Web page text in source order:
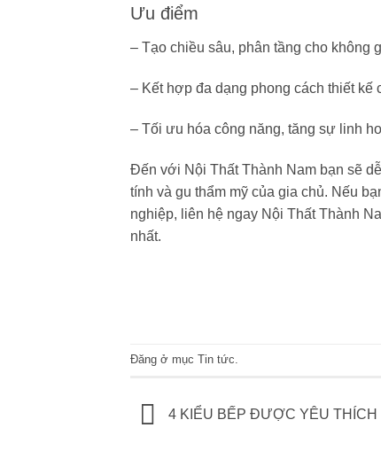
Ưu điểm
– Tạo chiều sâu, phân tầng cho không
– Kết hợp đa dạng phong cách thiết kế
– Tối ưu hóa công năng, tăng sự linh
Đến với Nội Thất Thành Nam bạn sẽ
tính và gu thẩm mỹ của gia chủ. Nếu
nghiệp, liên hệ ngay Nội Thất Thành
nhất.
Đăng ở mục Tin tức
4 KIỂU BẾP ĐƯỢC YÊU THÍCH